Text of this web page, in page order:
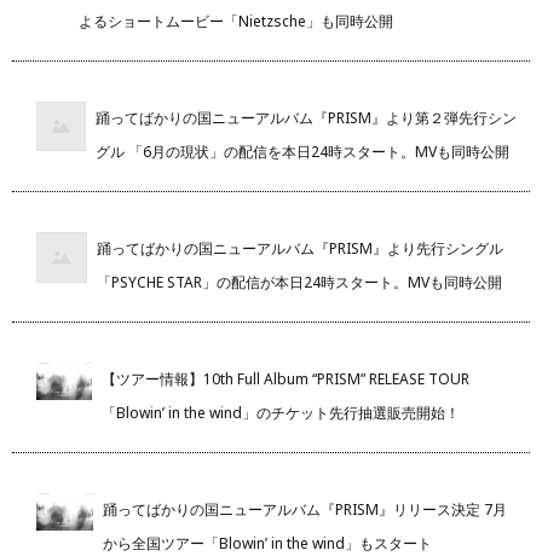
よるショートムービー「Nietzsche」も同時公開
踊ってばかりの国ニューアルバム『PRISM』より第２弾先行シン
グル 「6月の現状」の配信を本日24時スタート。MVも同時公開
踊ってばかりの国ニューアルバム『PRISM』より先行シングル
「PSYCHE STAR」の配信が本日24時スタート。MVも同時公開
【ツアー情報】10th Full Album “PRISM” RELEASE TOUR
「Blowin’ in the wind」のチケット先行抽選販売開始！
踊ってばかりの国ニューアルバム『PRISM』リリース決定 7月
から全国ツアー「Blowin’ in the wind」もスタート